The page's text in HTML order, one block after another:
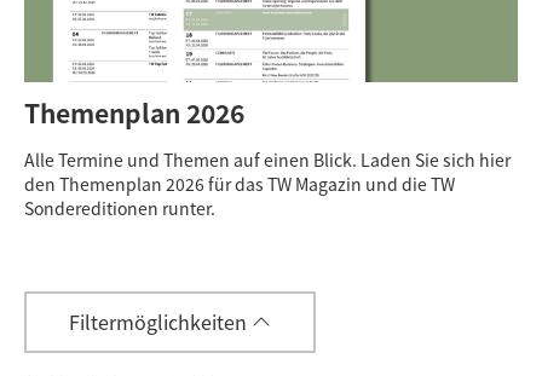
Themenplan 2026
Alle Termine und Themen auf einen Blick. Laden Sie sich hier
den Themenplan 2026 für das TW Magazin und die TW
Sondereditionen runter.
Filtermöglichkeiten